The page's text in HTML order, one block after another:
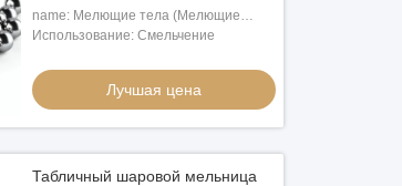
name: Мелющие тела (Мелющие
стальные шары)
Использование: Смельчение
Лучшая цена
Табличный шаровой мельница